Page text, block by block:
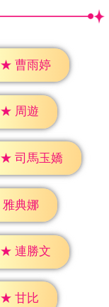
★ 曹雨婷
★ 周遊
★ 司馬玉嬌
雅典娜
★ 連勝文
★ 甘比